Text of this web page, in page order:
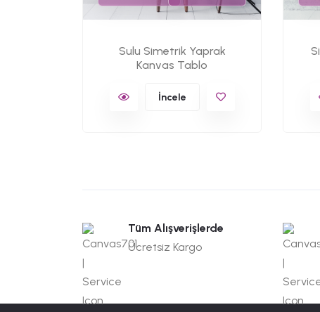
Sulu Simetrik Yaprak
Kanvas Tablo
İncele
Tüm Alışverişlerde
Ücretsiz Kargo